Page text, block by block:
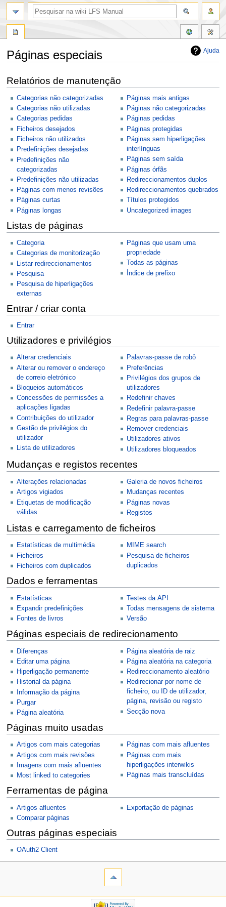
Ajuda
Páginas especiais
para
navegação
para
pesquisa
Relatórios de manutenção
Categorias não categorizadas
Categorias não utilizadas
Categorias pedidas
Ficheiros desejados
Ficheiros não utilizados
Predefinições desejadas
Predefinições não
categorizadas
Predefinições não utilizadas
Páginas com menos revisões
Páginas curtas
Páginas longas
Páginas mais antigas
Páginas não categorizadas
Páginas pedidas
Páginas protegidas
Páginas sem hiperligações
interlínguas
Páginas sem saída
Páginas órfãs
Redireccionamentos duplos
Redireccionamentos quebrados
Títulos protegidos
Uncategorized images
Listas de páginas
Categoria
Categorias de monitorização
Listar redireccionamentos
Pesquisa
Pesquisa de hiperligações
externas
Páginas que usam uma
propriedade
Todas as páginas
Índice de prefixo
Entrar / criar conta
Entrar
Utilizadores e privilégios
Alterar credenciais
Alterar ou remover o endereço
de correio eletrónico
Bloqueios automáticos
Concessões de permissões a
aplicações ligadas
Contribuições do utilizador
Gestão de privilégios do
utilizador
Lista de utilizadores
Palavras-passe de robô
Preferências
Privilégios dos grupos de
utilizadores
Redefinir chaves
Redefinir palavra-passe
Regras para palavras-passe
Remover credenciais
Utilizadores ativos
Utilizadores bloqueados
Mudanças e registos recentes
Alterações relacionadas
Artigos vigiados
Etiquetas de modificação
válidas
Galeria de novos ficheiros
Mudanças recentes
Páginas novas
Registos
Listas e carregamento de ficheiros
Estatísticas de multimédia
Ficheiros
Ficheiros com duplicados
MIME search
Pesquisa de ficheiros
duplicados
Dados e ferramentas
Estatísticas
Expandir predefinições
Fontes de livros
Testes da API
Todas mensagens de sistema
Versão
Páginas especiais de redirecionamento
Diferenças
Editar uma página
Hiperligação permanente
Historial da página
Informação da página
Purgar
Página aleatória
Página aleatória de raiz
Página aleatória na categoria
Redireccionamento aleatório
Redirecionar por nome de
ficheiro, ou ID de utilizador,
página, revisão ou registo
Secção nova
Páginas muito usadas
Artigos com mais categorias
Artigos com mais revisões
Imagens com mais afluentes
Most linked to categories
Páginas com mais afluentes
Páginas com mais
hiperligações interwikis
Páginas mais transcluídas
Ferramentas de página
Artigos afluentes
Comparar páginas
Exportação de páginas
Outras páginas especiais
OAuth2 Client